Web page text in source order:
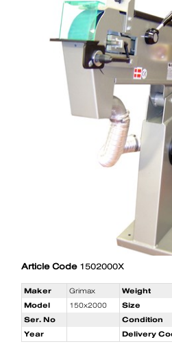
Article Code1502000X
Maker Grimax Weight
Model
150x2000 Size
Ser. No
Condition
Year
Delivery